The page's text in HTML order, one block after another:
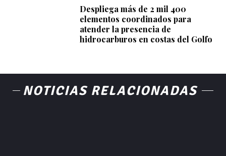
Despliega más de 2 mil 400
elementos coordinados para
atender la presencia de
hidrocarburos en costas del Golfo
NOTICIAS RELACIONADAS